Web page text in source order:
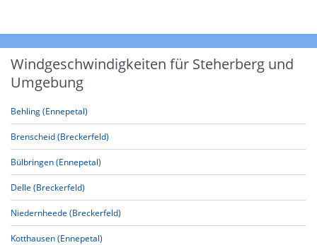
Windgeschwindigkeiten für Steherberg und
Umgebung
Behling (Ennepetal)
Brenscheid (Breckerfeld)
Bülbringen (Ennepetal)
Delle (Breckerfeld)
Niedernheede (Breckerfeld)
Kotthausen (Ennepetal)